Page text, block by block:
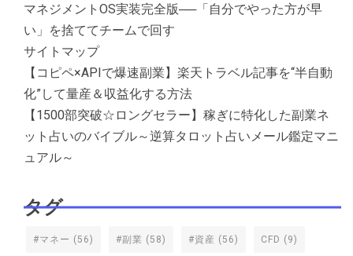
マネジメントOS実装完全版──「自分でやった方が早
い」を捨ててチームで回す
サイトマップ
【コピペ×APIで爆速副業】楽天トラベル記事を“半自動
化”して量産＆収益化する方法
【1500部突破☆ロングセラー】稼ぎに特化した副業ネ
ット占いのバイブル～逆算タロット占いメール鑑定マニ
ュアル～
タグ
#マネー (56) #副業 (58) #資産 (56) CFD (9)